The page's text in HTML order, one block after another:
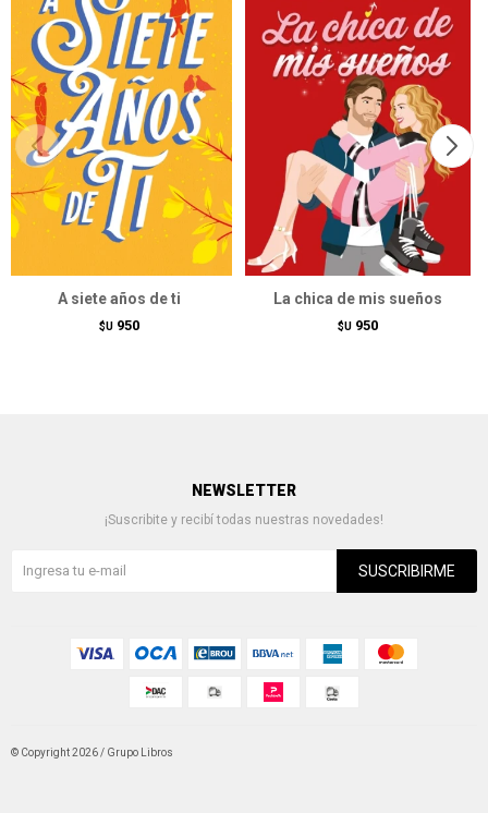
A siete años de ti
$U 950
La chica de mis sueños
$U 950
NEWSLETTER
¡Suscribite y recibí todas nuestras novedades!
SUSCRIBIRME
© Copyright 2026 / Grupo Libros